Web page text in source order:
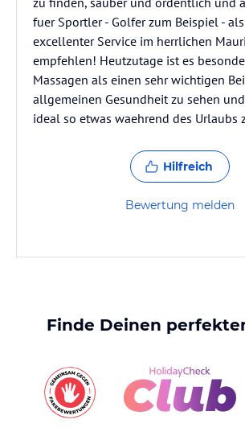
fuer Sportler - Golfer zum Beispiel -
excellenter Service im herrlichen
empfehlen! Heutzutage ist es
Massagen als einen sehr wichtigen
allgemeinen Gesundheit zu sehen
ideal so etwas waehrend des Urlaubs
Hilfreich
Bewertung melden
Finde Deinen